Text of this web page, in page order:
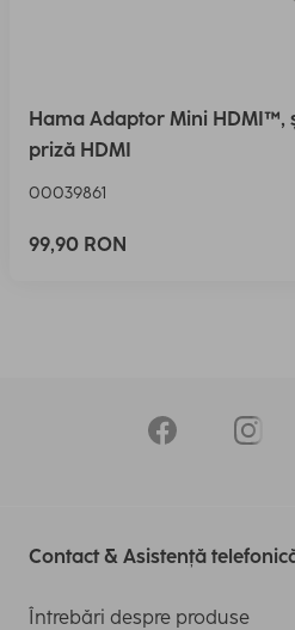
Hama Adaptor Mini HDMI™,
priză HDMI
00039861
99,90 RON
Contact & Asistență
Întrebări despre produse